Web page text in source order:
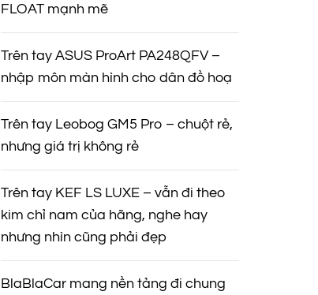
FLOAT mạnh mẽ
Trên tay ASUS ProArt PA248QFV –
nhập môn màn hình cho dân đồ hoạ
Trên tay Leobog GM5 Pro – chuột rẻ,
nhưng giá trị không rẻ
Trên tay KEF LS LUXE – vẫn đi theo
kim chỉ nam của hãng, nghe hay
nhưng nhìn cũng phải đẹp
BlaBlaCar mang nền tảng đi chung